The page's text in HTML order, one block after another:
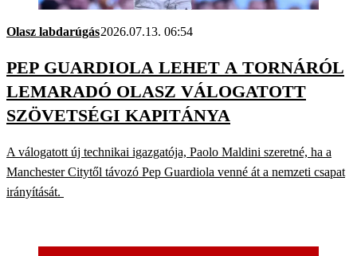
Olasz labdarúgás2026.07.13. 06:54
PEP GUARDIOLA LEHET A TORNÁRÓL
LEMARADÓ OLASZ VÁLOGATOTT
SZÖVETSÉGI KAPITÁNYA
A válogatott új technikai igazgatója, Paolo Maldini szeretné, ha a
Manchester Citytől távozó Pep Guardiola venné át a nemzeti csapat
irányítását.